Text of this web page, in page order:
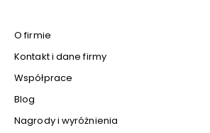
O firmie
Kontakt i dane firmy
Współprace
Blog
Nagrody i wyróżnienia